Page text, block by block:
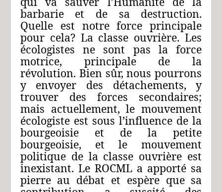
barbarie et de sa destruction.
Quelle est notre force principale
pour cela? La classe ouvrière. Les
écologistes ne sont pas la force
motrice, principale de la
révolution. Bien sûr, nous pourrons
y envoyer des détachements, y
trouver des forces secondaires;
mais actuellement, le mouvement
écologiste est sous l’influence de la
bourgeoisie et de la petite
bourgeoisie, et le mouvement
politique de la classe ouvrière est
inexistant. Le ROCML a apporté sa
pierre au débat et espère que sa